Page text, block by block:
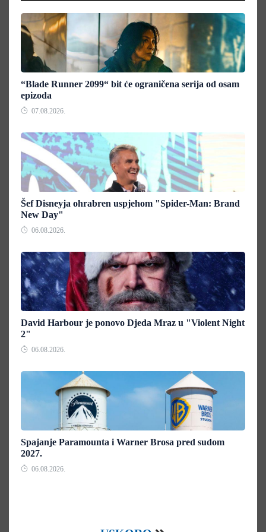
“Blade Runner 2099“ bit će ograničena serija od osam
epizoda
07.08.2026.
Šef Disneyja ohrabren uspjehom "Spider-Man: Brand
New Day"
06.08.2026.
David Harbour je ponovo Djeda Mraz u "Violent Night
2"
06.08.2026.
Spajanje Paramounta i Warner Brosa pred sudom
2027.
06.08.2026.